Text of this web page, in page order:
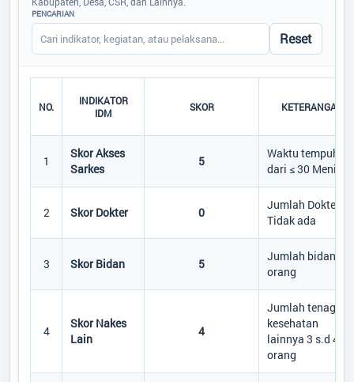
PENCARIAN
Reset
NO.
INDIKATOR
IDM
SKOR KETERANGAN
1
Skor Akses
Sarkes
5
Waktu tempuh
dari ≤ 30 Menit
2 Skor Dokter 0
Jumlah Dokter
Tidak ada
3 Skor Bidan 5
Jumlah bidan ≥ 1
orang
4
Skor Nakes
Lain
4
Jumlah tenaga
kesehatan
lainnya 3 s.d 4
orang